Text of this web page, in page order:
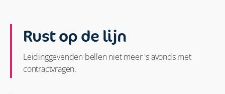
Rust op de lijn
Leidinggevenden bellen niet meer 's avonds met
contractvragen.